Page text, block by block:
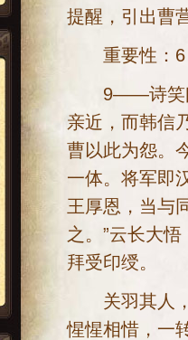
提醒，引出曹
重要性：6
9——诗笑曰
亲近，而韩信
曹以此为怨。
一体。将军即
王厚恩，当与
之。”云长大
拜受印绶。
关羽其人，
惺惺相惜，一